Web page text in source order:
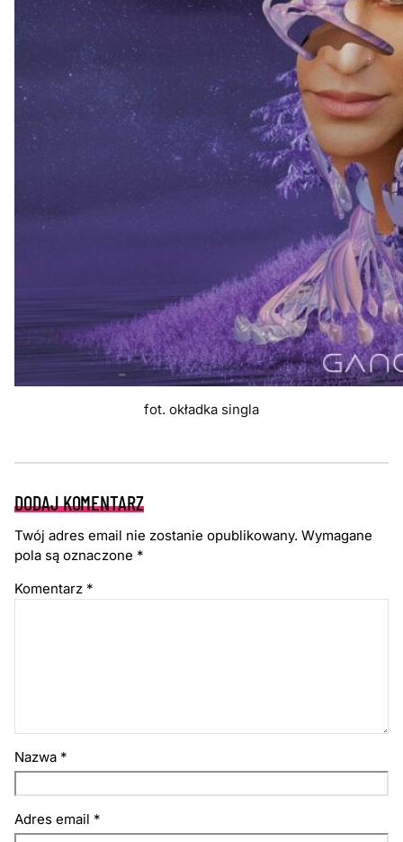
fot. okładka singla
DODAJ KOMENTARZ
Twój adres email nie zostanie opublikowany. Wymagane
pola są oznaczone *
Komentarz *
Nazwa *
Adres email *